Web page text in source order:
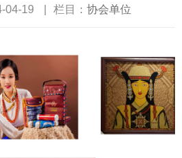
04-19 栏目： 协会单位